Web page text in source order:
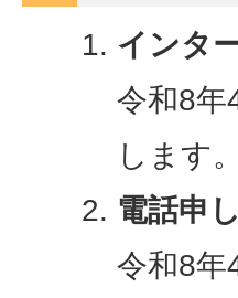
インタ
令和8年
します。
電話申
令和8年